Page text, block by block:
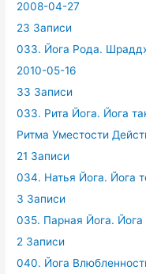
2008-04-27
23 Записи
033. Йога Рода.
2010-05-16
33 Записи
033. Рита Йога. Йога
Ритма Уместости
21 Записи
034. Натья Йога. Йога
3 Записи
035. Парная Йога. Йога
2 Записи
040. Йога